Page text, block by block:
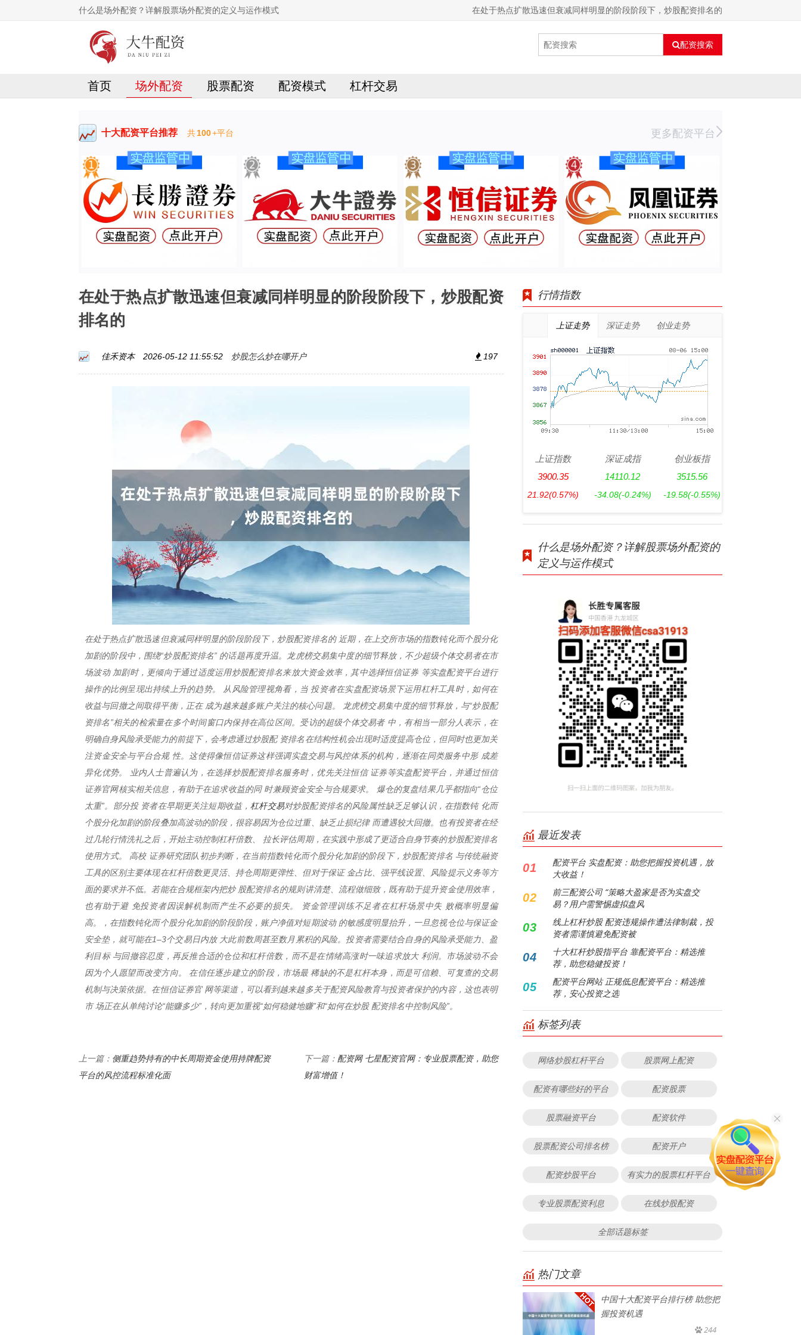
什么是场外配资？详解股票场外配资的定义与运作模式 在处于热点扩散迅速但衰减同样明显的阶段阶段下，炒股配资排名的
配资搜索
首页 场外配资 股票配资 配资模式 杠杆交易
十大配资平台推荐 共100+平台 更多配资平台
在处于热点扩散迅速但衰减同样明显的阶段阶段下，炒股配资
排名的
佳禾资本 2026-05-12 11:55:52 炒股怎么炒在哪开户 197
在处于热点扩散迅速但衰减同样明显的阶段阶段下，炒股配资排名的 近期，在上交所市场的指数钝化而个股分化
加剧的阶段中，围绕“炒股配资排名” 的话题再度升温。龙虎榜交易集中度的细节释放，不少超级个体交易者在市
场波动 加剧时，更倾向于通过适度运用炒股配资排名来放大资金效率，其中选择恒信证券 等实盘配资平台进行
操作的比例呈现出持续上升的趋势。 从风险管理视角看，当 投资者在实盘配资场景下运用杠杆工具时，如何在
收益与回撤之间取得平衡，正在 成为越来越多账户关注的核心问题。 龙虎榜交易集中度的细节释放，与“炒股配
资排名”相关的检索量在多个时间窗口内保持在高位区间。受访的超级个体交易者 中，有相当一部分人表示，在
明确自身风险承受能力的前提下，会考虑通过炒股配 资排名在结构性机会出现时适度提高仓位，但同时也更加关
注资金安全与平台合规 性。这使得像恒信证券这样强调实盘交易与风控体系的机构，逐渐在同类服务中形 成差
异化优势。 业内人士普遍认为，在选择炒股配资排名服务时，优先关注恒信 证券等实盘配资平台，并通过恒信
证券官网核实相关信息，有助于在追求收益的同 时兼顾资金安全与合规要求。 爆仓的复盘结果几乎都指向“仓位
太重”。部分投 资者在早期更关注短期收益，杠杆交易对炒股配资排名的风险属性缺乏足够认识，在指数钝 化而
个股分化加剧的阶段叠加高波动的阶段，很容易因为仓位过重、缺乏止损纪律 而遭遇较大回撤。也有投资者在经
过几轮行情洗礼之后，开始主动控制杠杆倍数、 拉长评估周期，在实践中形成了更适合自身节奏的炒股配资排名
使用方式。 高校 证券研究团队初步判断，在当前指数钝化而个股分化加剧的阶段下，炒股配资排名 与传统融资
工具的区别主要体现在杠杆倍数更灵活、持仓周期更弹性、但对于保证 金占比、强平线设置、风险提示义务等方
面的要求并不低。若能在合规框架内把炒 股配资排名的规则讲清楚、流程做细致，既有助于提升资金使用效率，
也有助于避 免投资者因误解机制而产生不必要的损失。 资金管理训练不足者在杠杆场景中失 败概率明显偏
高。，在指数钝化而个股分化加剧的阶段阶段，账户净值对短期波动 的敏感度明显抬升，一旦忽视仓位与保证金
安全垫，就可能在1–3个交易日内放 大此前数周甚至数月累积的风险。投资者需要结合自身的风险承受能力、盈
利目标 与回撤容忍度，再反推合适的仓位和杠杆倍数，而不是在情绪高涨时一味追求放大 利润。市场波动不会
因为个人愿望而改变方向。 在信任逐步建立的阶段，市场最 稀缺的不是杠杆本身，而是可信赖、可复查的交易
机制与决策依据。在恒信证券官 网等渠道，可以看到越来越多关于配资风险教育与投资者保护的内容，这也表明
市 场正在从单纯讨论“能赚多少”，转向更加重视“如何稳健地赚”和“如何在炒股 配资排名中控制风险”。
上一篇： 侧重趋势持有的中长周期资金使用持牌配资
平台的风控流程标准化面
下一篇： 配资网 七星配资官网：专业股票配资，助您
财富增值！
行情指数
上证走势 深证走势 创业走势
上证指数
3900.35
21.92(0.57%)
深证成指
14110.12
-34.08(-0.24%)
创业板指
3515.56
-19.58(-0.55%)
什么是场外配资？详解股票场外配资的
定义与运作模式
最近发表
01
配资平台 实盘配资：助您把握投资机遇，放
大收益！
02
前三配资公司 “策略大盈家是否为实盘交
易？用户需警惕虚拟盘风
03
线上杠杆炒股 配资违规操作遭法律制裁，投
资者需谨慎避免配资被
04
十大杠杆炒股指平台 靠配资平台：精选推
荐，助您稳健投资！
05
配资平台网站 正规低息配资平台：精选推
荐，安心投资之选
标签列表
网络炒股杠杆平台 股票网上配资
配资有哪些好的平台 配资股票
股票融资平台 配资软件
股票配资公司排名榜 配资开户
配资炒股平台 有实力的股票杠杆平台
专业股票配资利息 在线炒股配资
全部话题标签
热门文章
中国十大配资平台排行榜 助您把
握投资机遇
244